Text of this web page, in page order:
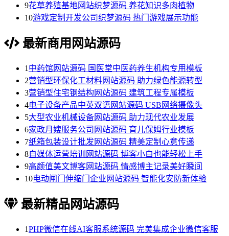
9花草养殖基地网站织梦源码 养花知识多肉植物
10游戏定制开发公司织梦源码 热门游戏展示功能
最新商用网站源码
1 中药馆网站源码 国医堂中医药养生机构专用模板
2营销型环保化工材料网站源码 助力绿色能源转型
3营销型住宅钢结构网站源码 建筑工程专属模板
4电子设备产品中英双语网站源码 USB网络摄像头
5大型农业机械设备网站源码 助力现代农业发展
6家政月嫂服务公司网站源码 育儿保姆行业模板
7纸箱包装设计批发网站源码 精美定制心意传递
8自媒体运营培训网站源码 博客小白也能轻松上手
9高颜值美文博客网站源码 情感博主记录美好瞬间
10电动闸门伸缩门企业网站源码 智能化安防新体验
最新精品网站源码
1PHP微信在线AI客服系统源码 完美集成企业微信客服